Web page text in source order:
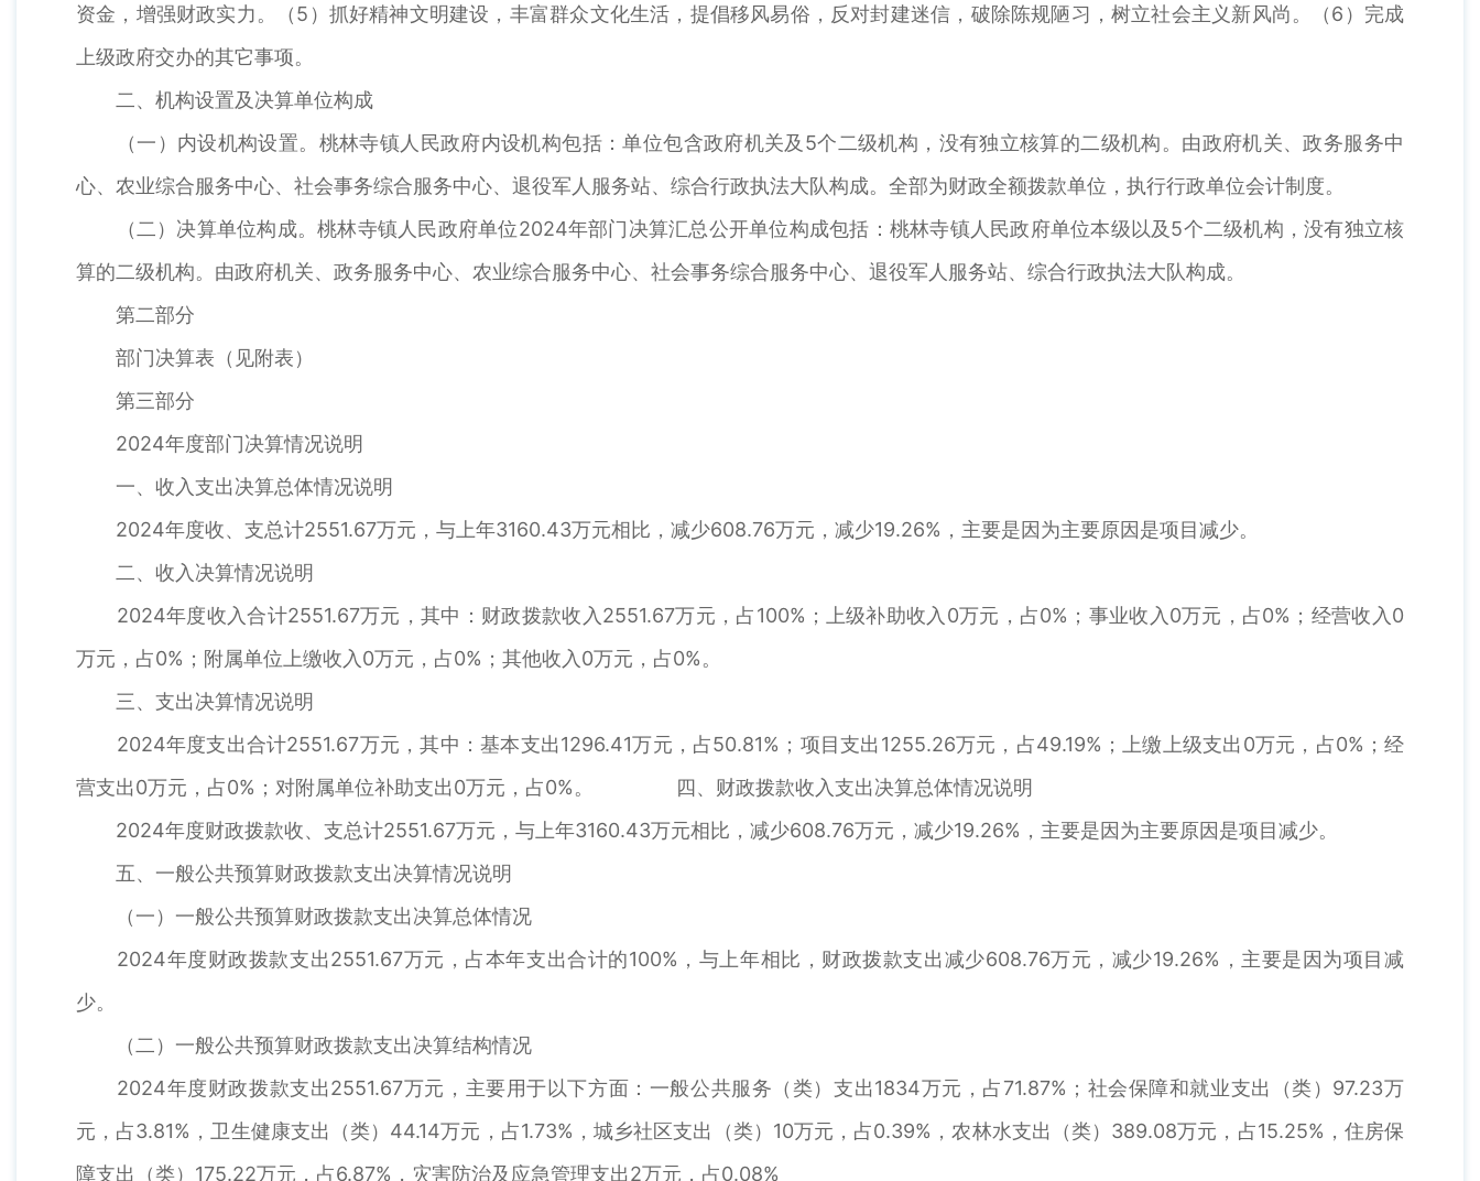
资金，增强财政实力。（5）抓好精神文明建设，丰富群众文化生活，提倡移风易俗，反对封建迷信，破除陈规陋习，树立社会主义新风尚。（6）完成
上级政府交办的其它事项。
二、机构设置及决算单位构成
（一）内设机构设置。桃林寺镇人民政府内设机构包括：单位包含政府机关及5个二级机构，没有独立核算的二级机构。由政府机关、政务服务中
心、农业综合服务中心、社会事务综合服务中心、退役军人服务站、综合行政执法大队构成。全部为财政全额拨款单位，执行行政单位会计制度。
（二）决算单位构成。桃林寺镇人民政府单位2024年部门决算汇总公开单位构成包括：桃林寺镇人民政府单位本级以及5个二级机构，没有独立核
算的二级机构。由政府机关、政务服务中心、农业综合服务中心、社会事务综合服务中心、退役军人服务站、综合行政执法大队构成。
第二部分
部门决算表（见附表）
第三部分
2024年度部门决算情况说明
一、收入支出决算总体情况说明
2024年度收、支总计2551.67万元，与上年3160.43万元相比，减少608.76万元，减少19.26%，主要是因为主要原因是项目减少。
二、收入决算情况说明
2024年度收入合计2551.67万元，其中：财政拨款收入2551.67万元，占100%；上级补助收入0万元，占0%；事业收入0万元，占0%；经营收入0
万元，占0%；附属单位上缴收入0万元，占0%；其他收入0万元，占0%。
三、支出决算情况说明
2024年度支出合计2551.67万元，其中：基本支出1296.41万元，占50.81%；项目支出1255.26万元，占49.19%；上缴上级支出0万元，占0%；经
营支出0万元，占0%；对附属单位补助支出0万元，占0%。 四、财政拨款收入支出决算总体情况说明
2024年度财政拨款收、支总计2551.67万元，与上年3160.43万元相比，减少608.76万元，减少19.26%，主要是因为主要原因是项目减少。
五、一般公共预算财政拨款支出决算情况说明
（一）一般公共预算财政拨款支出决算总体情况
2024年度财政拨款支出2551.67万元，占本年支出合计的100%，与上年相比，财政拨款支出减少608.76万元，减少19.26%，主要是因为项目减
少。
（二）一般公共预算财政拨款支出决算结构情况
2024年度财政拨款支出2551.67万元，主要用于以下方面：一般公共服务（类）支出1834万元，占71.87%；社会保障和就业支出（类）97.23万
元，占3.81%，卫生健康支出（类）44.14万元，占1.73%，城乡社区支出（类）10万元，占0.39%，农林水支出（类）389.08万元，占15.25%，住房保
障支出（类）175.22万元，占6.87%，灾害防治及应急管理支出2万元，占0.08%